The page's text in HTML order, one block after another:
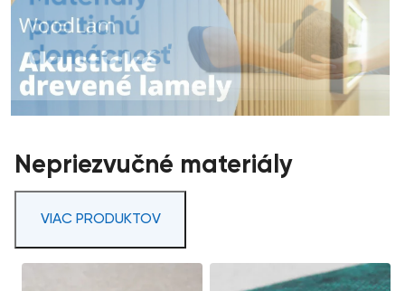
Nepriezvučné materiály
VIAC PRODUKTOV